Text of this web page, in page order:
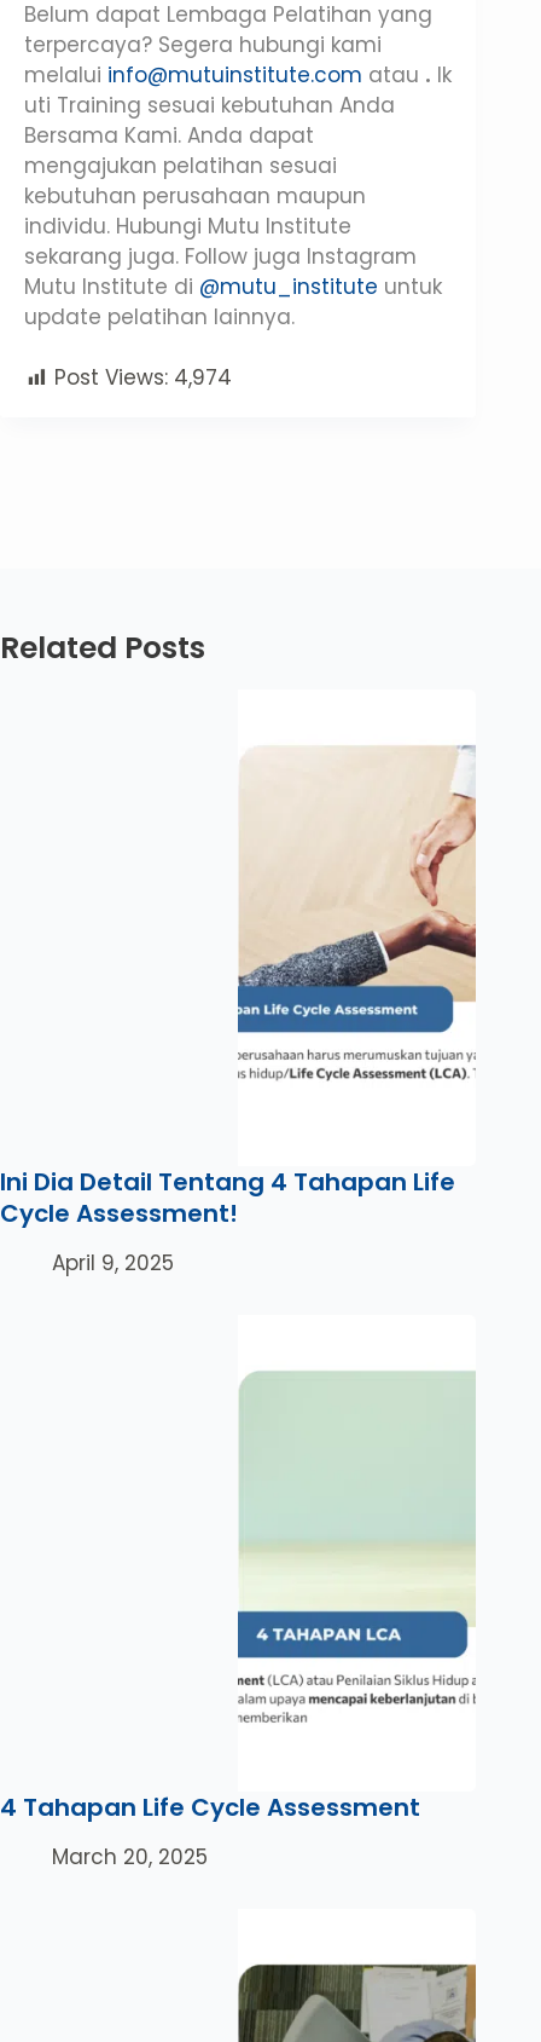
Belum dapat Lembaga Pelatihan yang
terpercaya? Segera hubungi kami
melalui info@mutuinstitute.com atau . Ik
uti Training sesuai kebutuhan Anda
Bersama Kami. Anda dapat
mengajukan pelatihan sesuai
kebutuhan perusahaan maupun
individu. Hubungi Mutu Institute
sekarang juga. Follow juga Instagram
Mutu Institute di @mutu_institute untuk
update pelatihan lainnya.
Post Views: 4,974
Related Posts
Ini Dia Detail Tentang 4 Tahapan Life
Cycle Assessment!
April 9, 2025
4 Tahapan Life Cycle Assessment
March 20, 2025